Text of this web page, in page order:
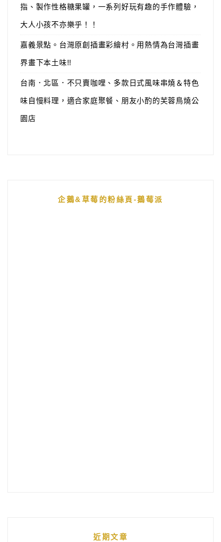
指、製作性格糖果罐，一系列好玩有趣的手作體驗，
大人小孩不亦樂乎！！
嘉義景點。台灣原創插畫彩繪村。用熱情為台灣插畫
界畫下本土味!!
台南．北區．不只賣咖哩、多款日式風味串燒＆特色
味自慢料理，適合家庭聚餐、朋友小酌的芙蓉鳥燒公
園店
企鵝&草莓的粉絲頁-鵝莓派
近期文章